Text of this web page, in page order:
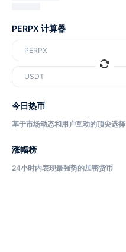
PERPX 计算器
PERPX
USDT
今日热币
基于市场动态和用户互动的顶尖选择
涨幅榜
24小时内表现最强势的加密货币